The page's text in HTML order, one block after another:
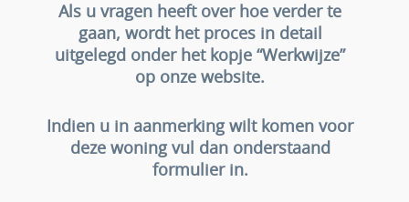
Als u vragen heeft over hoe verder te
gaan, wordt het proces in detail
uitgelegd onder het kopje “Werkwijze”
op onze website.
Indien u in aanmerking wilt komen voor
deze woning vul dan onderstaand
formulier in.